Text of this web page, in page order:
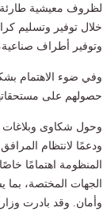
خلال توفير وتسليم
وتوفير أطراف
وفي ضوء الاهتمام
حصولهم على مستحقاتهم؛ تلقت
وحول شكاوى وبلاغات
المنظومة اهتمامًا
الجهات المختصة،
وأمان. وقد بادرت